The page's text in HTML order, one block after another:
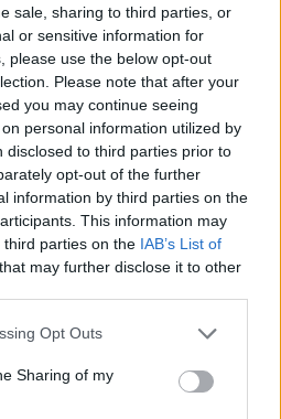
sale, sharing to third parties, or
or sensitive information for
please use the below opt-out
Please note that after your
you may continue seeing
personal information utilized by
disclosed to third parties prior to
opt-out of the further
information by third parties on the
This information may
parties on the IAB’s List of
that may further disclose it to other
Opt Outs
Sharing of my
όχι μικρότερο των
ΔΙΑΦΗΜΙΣΗ